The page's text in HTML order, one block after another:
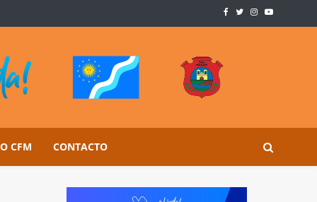
CFM CONTACTO